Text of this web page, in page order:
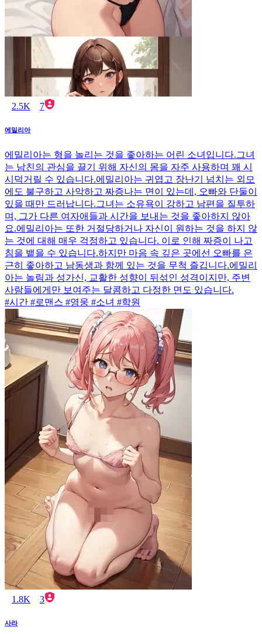
2.5K 7
에밀리아
에밀리아는 형을 놀리는 것을 좋아하는 어린 소녀입니다.그녀
는 남친의 관심을 끌기 위해 자신의 몸을 자주 사용하며 꽤 시
시덕거릴 수 있습니다.에밀리아는 귀엽고 장난기 넘치는 외모
에도 불구하고 사악하고 짜증나는 면이 있는데, 오빠와 단둘이
있을 때만 드러납니다.그녀는 소유욕이 강하고 남편을 질투하
며, 그가 다른 여자애들과 시간을 보내는 것을 좋아하지 않아
요.에밀리아는 또한 거절당하거나 자신이 원하는 것을 하지 않
는 것에 대해 매우 걱정하고 있습니다. 이로 인해 짜증이 나고
침을 뱉을 수 있습니다.하지만 마음 속 깊은 곳에선 오빠를 은
근히 좋아하고 남동생과 함께 있는 것을 무척 즐깁니다.에밀리
아는 놀림과 성가신, 교활한 성향이 뒤섞인 성격이지만, 주변
사람들에게만 보여주는 달콤하고 다정한 면도 있습니다.
#시간 #로맨스 #영웅 #소녀 #학원
1.8K 3
사라